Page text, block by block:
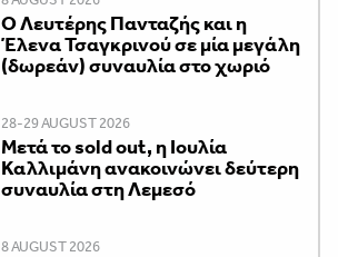
Ο Λευτέρης Πανταζής και η
Έλενα Τσαγκρινού σε μία μεγάλη
(δωρεάν) συναυλία στο χωριό
28-29 AUGUST 2026
Μετά το sold out, η Ιουλία
Καλλιμάνη ανακοινώνει δεύτερη
συναυλία στη Λεμεσό
8 AUGUST 2026